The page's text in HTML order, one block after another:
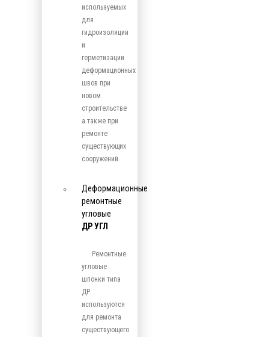
используемых
для
гидроизоляции
и
герметизации
деформационных
швов при
новом
строительстве
а также при
ремонте
существующих
сооружений.
Деформационные
ремонтные
угловые
ДР УГЛ
Ремонтные
угловые
шпонки типа
ДР
используются
для ремонта
существующего